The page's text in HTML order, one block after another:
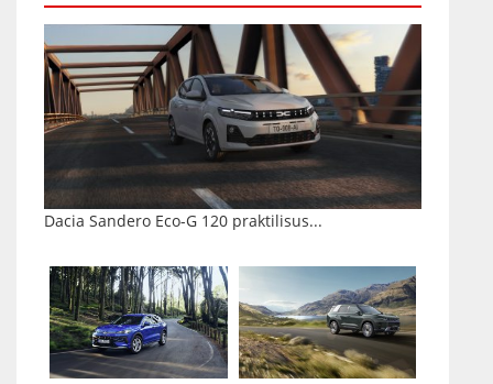
Dacia Sandero Eco-G 120 praktilisus...